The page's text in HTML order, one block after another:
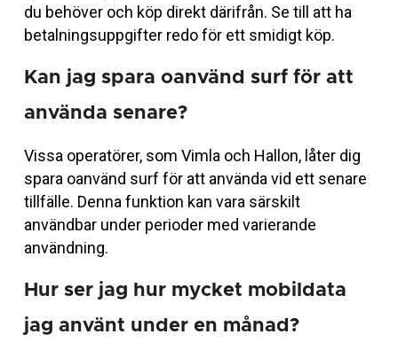
du behöver och köp direkt därifrån. Se till att ha
betalningsuppgifter redo för ett smidigt köp.
Kan jag spara oanvänd surf för att
använda senare?
Vissa operatörer, som Vimla och Hallon, låter dig
spara oanvänd surf för att använda vid ett senare
tillfälle. Denna funktion kan vara särskilt
användbar under perioder med varierande
användning.
Hur ser jag hur mycket mobildata
jag använt under en månad?